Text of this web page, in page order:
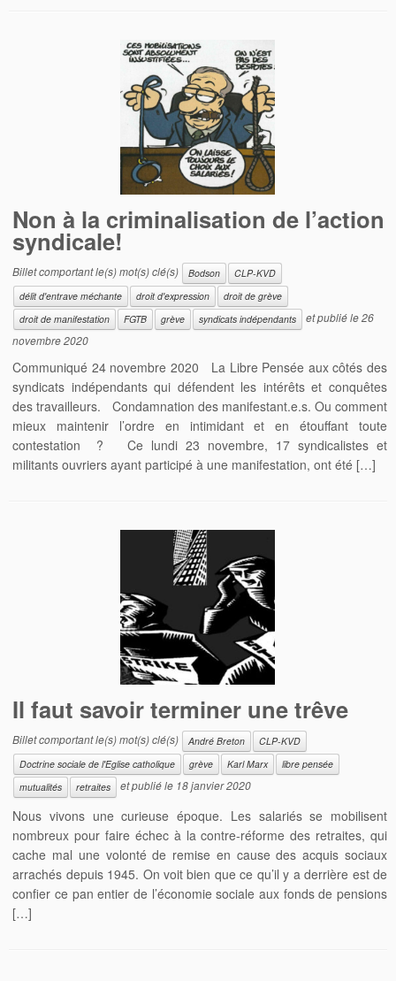
Non à la criminalisation de l’action
syndicale!
Billet comportant le(s) mot(s) clé(s) Bodson
CLP-KVD
délit d'entrave méchante
droit d'expression
droit de grève
droit de manifestation
FGTB grève syndicats indépendants et publié le26
novembre 2020
Communiqué 24 novembre 2020 La Libre Pensée aux côtés des
syndicats indépendants qui défendent les intérêts et conquêtes
des travailleurs. Condamnation des manifestant.e.s. Ou comment
mieux maintenir l’ordre en intimidant et en étouffant toute
contestation ? Ce lundi 23 novembre, 17 syndicalistes et
militants ouvriers ayant participé à une manifestation, ont été […]
Il faut savoir terminer une trêve
Billet comportant le(s) mot(s) clé(s) André Breton
CLP-KVD
Doctrine sociale de l'Eglise catholique
grève Karl Marx
libre pensée
mutualités
retraites et publié le 18 janvier 2020
Nous vivons une curieuse époque. Les salariés se mobilisent
nombreux pour faire échec à la contre-réforme des retraites, qui
cache mal une volonté de remise en cause des acquis sociaux
arrachés depuis 1945. On voit bien que ce qu’il y a derrière est de
confier ce pan entier de l’économie sociale aux fonds de pensions
[…]